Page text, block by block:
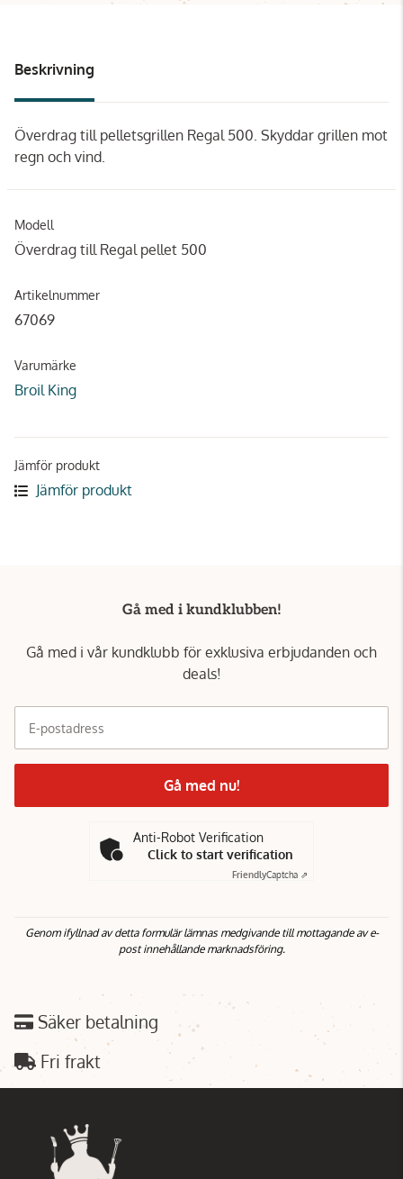
Beskrivning
Överdrag till pelletsgrillen Regal 500. Skyddar grillen mot
regn och vind.
Modell
Överdrag till Regal pellet 500
Artikelnummer
67069
Varumärke
Broil King
Jämför produkt
Jämför produkt
Gå med i kundklubben!
Gå med i vår kundklubb för exklusiva erbjudanden och
deals!
E-postadress
Gå med nu!
Anti-Robot Verification
Click to start verification
FriendlyCaptcha ⇗
Genom ifyllnad av detta formulär lämnas medgivande till mottagande av e-
post innehållande marknadsföring.
Säker betalning
Fri frakt